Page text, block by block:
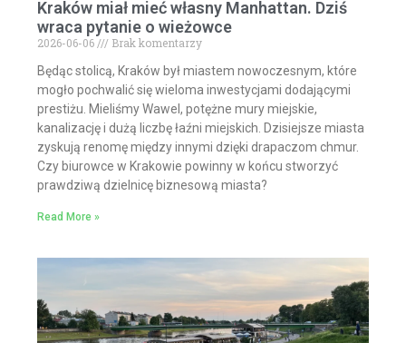
Kraków miał mieć własny Manhattan. Dziś
wraca pytanie o wieżowce
2026-06-06
Brak komentarzy
Będąc stolicą, Kraków był miastem nowoczesnym, które
mogło pochwalić się wieloma inwestycjami dodającymi
prestiżu. Mieliśmy Wawel, potężne mury miejskie,
kanalizację i dużą liczbę łaźni miejskich. Dzisiejsze miasta
zyskują renomę między innymi dzięki drapaczom chmur.
Czy biurowce w Krakowie powinny w końcu stworzyć
prawdziwą dzielnicę biznesową miasta?
Read More »